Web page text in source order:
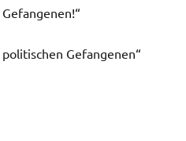
Gefangenen“